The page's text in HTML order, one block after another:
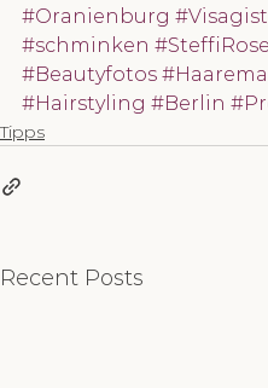
#Oranienburg
#schminken #SteffiRose
#Beautyfotos
#Hairstyling #Berlin
Tipps
Recent Posts